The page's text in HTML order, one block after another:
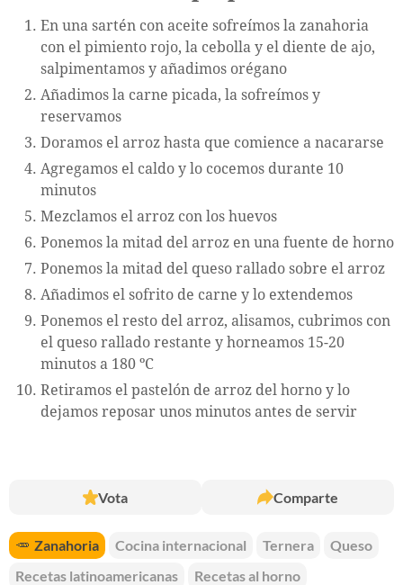
En una sartén con aceite sofreímos la zanahoria
con el pimiento rojo, la cebolla y el diente de ajo,
salpimentamos y añadimos orégano
Añadimos la carne picada, la sofreímos y
reservamos
Doramos el arroz hasta que comience a nacararse
Agregamos el caldo y lo cocemos durante 10
minutos
Mezclamos el arroz con los huevos
Ponemos la mitad del arroz en una fuente de horno
Ponemos la mitad del queso rallado sobre el arroz
Añadimos el sofrito de carne y lo extendemos
Ponemos el resto del arroz, alisamos, cubrimos con
el queso rallado restante y horneamos 15-20
minutos a 180 ºC
Retiramos el pastelón de arroz del horno y lo
dejamos reposar unos minutos antes de servir
Vota Comparte
🥕 Zanahoria Cocina internacional Ternera
Queso
Recetas latinoamericanas
Recetas al horno